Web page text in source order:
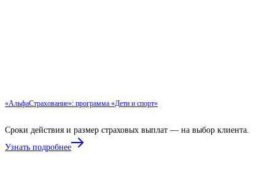
«АльфаСтрахование»: программа «Дети и спорт»
Сроки действия и размер страховых выплат — на выбор клиента.
Узнать подробнее